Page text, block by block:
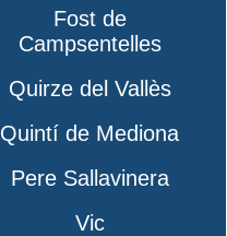
Fost de
Campsentelles
Quirze del Vallès
Quintí de Mediona
Pere Sallavinera
Vic